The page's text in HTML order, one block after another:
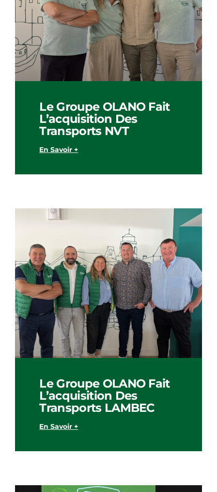
Le Groupe OLANO Fait
L’acquisition Des
Transports NVT
En Savoir +
Le Groupe OLANO Fait
L’acquisition Des
Transports LAMBEC
En Savoir +